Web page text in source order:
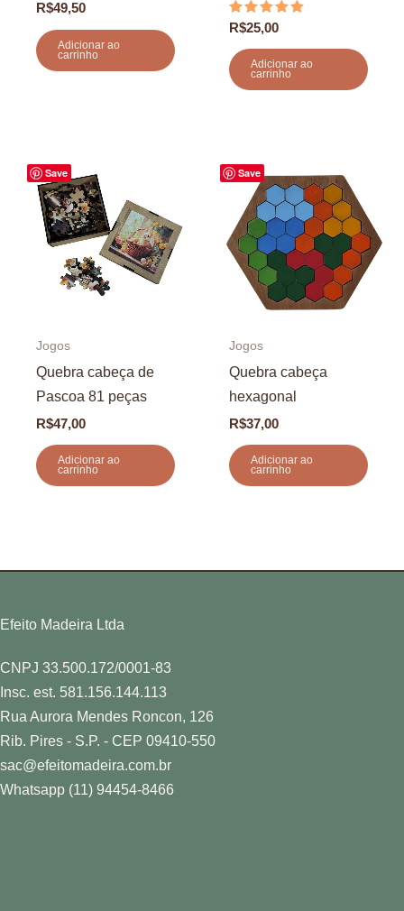
R$49,50
Adicionar ao
carrinho
Avaliação
5.00
de 5
R$25,00
Adicionar ao
carrinho
Save
Jogos
Quebra cabeça de
Pascoa 81 peças
R$47,00
Adicionar ao
carrinho
Save
Jogos
Quebra cabeça
hexagonal
R$37,00
Adicionar ao
carrinho
Efeito Madeira Ltda
CNPJ 33.500.172/0001-83
Insc. est. 581.156.144.113
Rua Aurora Mendes Roncon, 126
Rib. Pires - S.P. - CEP 09410-550
sac@efeitomadeira.com.br
Whatsapp (11) 94454-8466